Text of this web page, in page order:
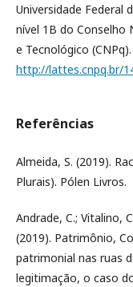
Universidade Federal
nível 1B do Conselho
e Tecnológico (CNPq).
http://lattes.cnpq.br/
Referências
Almeida, S. (2019).
Plurais). Pólen Livros.
Andrade, C.; Vitalino,
(2019). Patrimônio,
patrimonial nas ruas
legitimação, o caso